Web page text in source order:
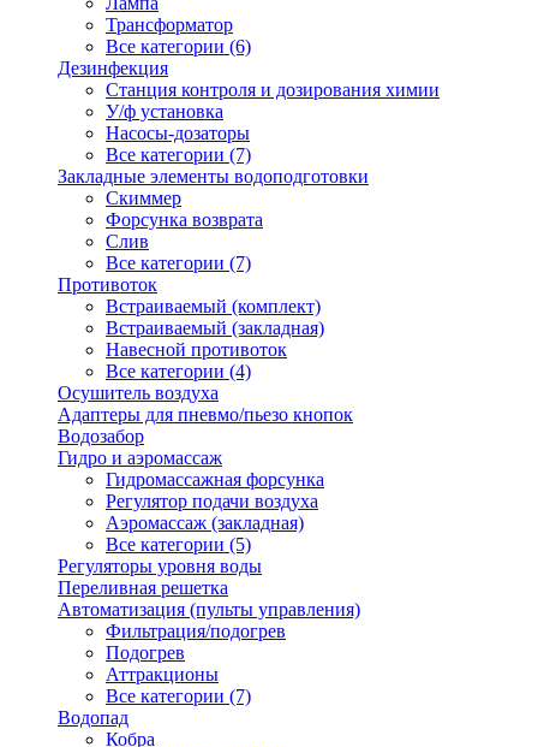
Трансформатор
Все категории (6)
Дезинфекция
Станция контроля и дозирования химии
У/ф установка
Насосы-дозаторы
Все категории (7)
Закладные элементы водоподготовки
Скиммер
Форсунка возврата
Слив
Все категории (7)
Противоток
Встраиваемый (комплект)
Встраиваемый (закладная)
Навесной противоток
Все категории (4)
Осушитель воздуха
Адаптеры для пневмо/пьезо кнопок
Водозабор
Гидро и аэромассаж
Гидромассажная форсунка
Регулятор подачи воздуха
Аэромассаж (закладная)
Все категории (5)
Регуляторы уровня воды
Переливная решетка
Автоматизация (пульты управления)
Фильтрация/подогрев
Подогрев
Аттракционы
Все категории (7)
Водопад
Кобра